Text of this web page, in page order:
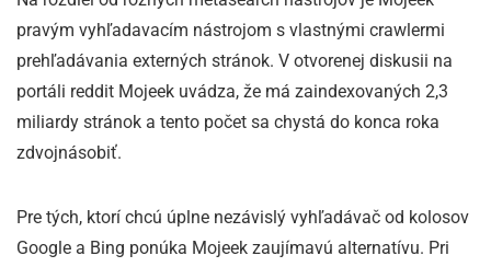
pravým vyhľadavacím nástrojom s vlastnými crawlermi
prehľadávania externých stránok. V otvorenej diskusii na
portáli reddit Mojeek uvádza, že má zaindexovaných 2,3
miliardy stránok a tento počet sa chystá do konca roka
zdvojnásobiť.
Pre tých, ktorí chcú úplne nezávislý vyhľadávač od kolosov
Google a Bing ponúka Mojeek zaujímavú alternatívu. Pri